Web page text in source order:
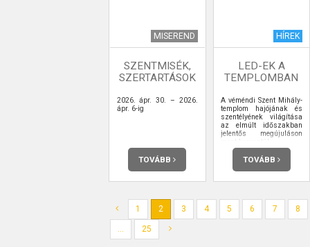
MISEREND
SZENTMISÉK,
SZERTARTÁSOK
2026. ápr. 30. – 2026.
ápr. 6-ig
TOVÁBB
HÍREK
LED-EK A
TEMPLOMBAN
A véméndi Szent Mihály-
templom hajójának és
szentélyének világítása
az elmúlt időszakban
jelentős megújuláson
ment keresztül.
TOVÁBB
1 2 3 4 5 6 7 8
... 25